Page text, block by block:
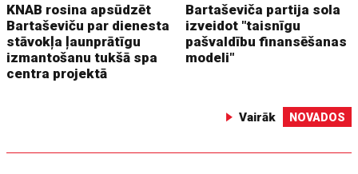
KNAB rosina apsūdzēt
Bartaševiču par dienesta
stāvokļa ļaunprātīgu
izmantošanu tukšā spa
centra projektā
Bartaševiča partija sola
izveidot "taisnīgu
pašvaldību finansēšanas
modeli"
Vairāk NOVADOS